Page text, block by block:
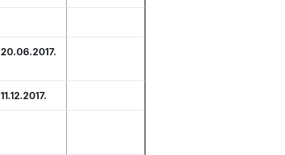
20.06.2017.
11.12.2017.